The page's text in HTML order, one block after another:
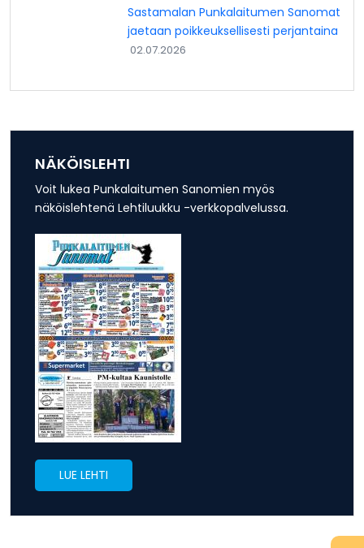
Sastamalan Punkalaitumen Sanomat
jaetaan poikkeuksellisesti perjantaina
02.07.2026
NÄKÖISLEHTI
Voit lukea Punkalaitumen Sanomien myös
näköislehtenä Lehtiluukku -verkkopalvelussa.
LUE LEHTI